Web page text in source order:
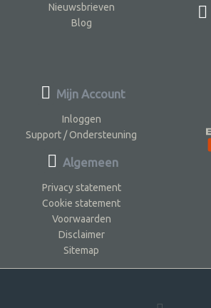
Nieuwsbrieven
Blog
Mijn Account
Inloggen
Support / Ondersteuning
Algemeen
Privacy statement
Cookie statement
Voorwaarden
Disclaimer
Sitemap